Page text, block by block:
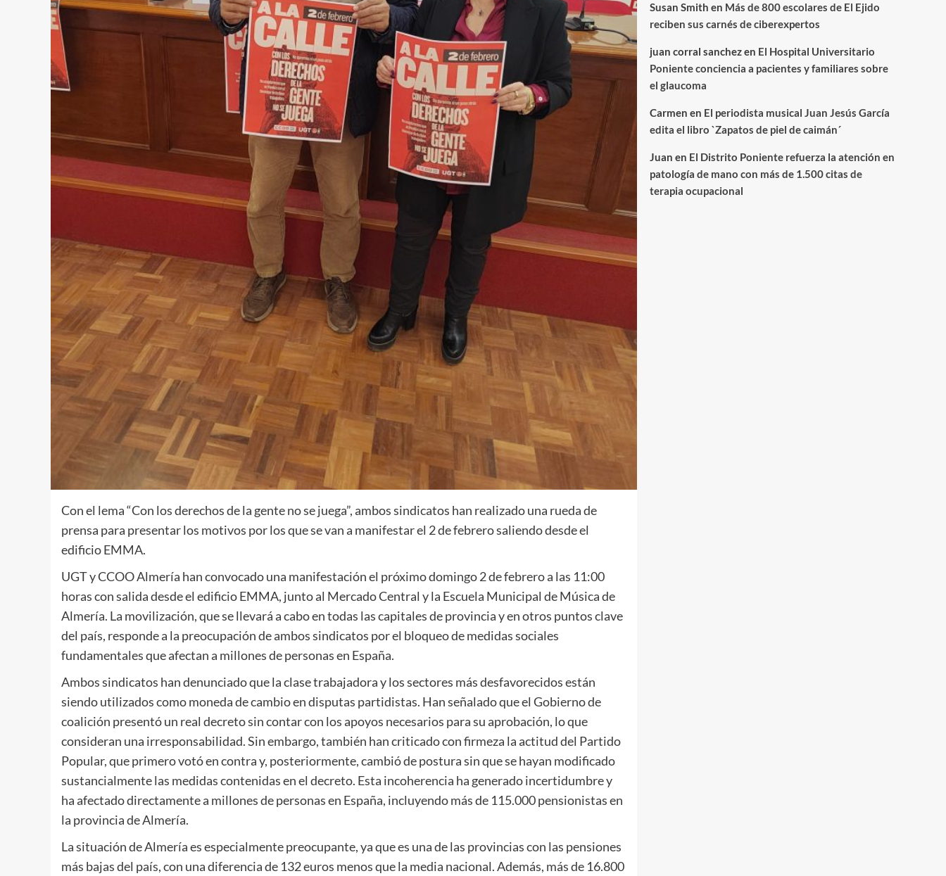
Con el lema “Con los derechos de la gente no se juega”, ambos sindicatos han realizado una rueda de
prensa para presentar los motivos por los que se van a manifestar el 2 de febrero saliendo desde el
edificio EMMA.
UGT y CCOO Almería han convocado una manifestación el próximo domingo 2 de febrero a las 11:00
horas con salida desde el edificio EMMA, junto al Mercado Central y la Escuela Municipal de Música de
Almería. La movilización, que se llevará a cabo en todas las capitales de provincia y en otros puntos clave
del país, responde a la preocupación de ambos sindicatos por el bloqueo de medidas sociales
fundamentales que afectan a millones de personas en España.
Ambos sindicatos han denunciado que la clase trabajadora y los sectores más desfavorecidos están
siendo utilizados como moneda de cambio en disputas partidistas. Han señalado que el Gobierno de
coalición presentó un real decreto sin contar con los apoyos necesarios para su aprobación, lo que
consideran una irresponsabilidad. Sin embargo, también han criticado con firmeza la actitud del Partido
Popular, que primero votó en contra y, posteriormente, cambió de postura sin que se hayan modificado
sustancialmente las medidas contenidas en el decreto. Esta incoherencia ha generado incertidumbre y
ha afectado directamente a millones de personas en España, incluyendo más de 115.000 pensionistas en
la provincia de Almería.
La situación de Almería es especialmente preocupante, ya que es una de las provincias con las pensiones
más bajas del país, con una diferencia de 132 euros menos que la media nacional. Además, más de 16.800
Susan Smith en Más de 800 escolares de El Ejido
reciben sus carnés de ciberexpertos
juan corral sanchezen El Hospital Universitario
Poniente conciencia a pacientes y familiares sobre
el glaucoma
Carmen en El periodista musical Juan Jesús García
edita el libro `Zapatos de piel de caimán´
Juan en El Distrito Poniente refuerza la atención en
patología de mano con más de 1.500 citas de
terapia ocupacional